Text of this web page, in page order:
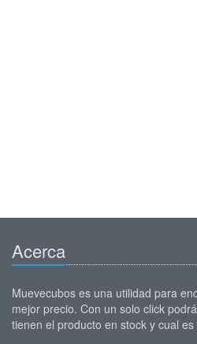
Acerca
Muevecubos es una utilidad para
mejor precio. Con un solo click
tienen el producto en stock y cual